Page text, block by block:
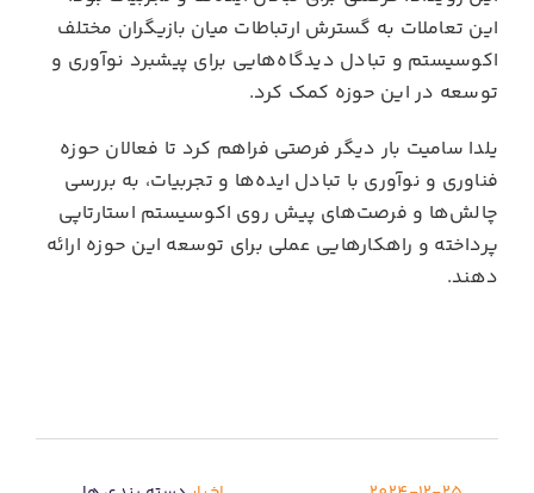
این تعاملات به گسترش ارتباطات میان بازیگران مختلف
اکوسیستم و تبادل دیدگاه‌هایی برای پیشبرد نوآوری و
توسعه در این حوزه کمک کرد.
یلدا سامیت بار دیگر فرصتی فراهم کرد تا فعالان حوزه
فناوری و نوآوری با تبادل ایده‌ها و تجربیات، به بررسی
چالش‌ها و فرصت‌های پیش روی اکوسیستم استارتاپی
پرداخته و راهکارهایی عملی برای توسعه این حوزه ارائه
دهند.